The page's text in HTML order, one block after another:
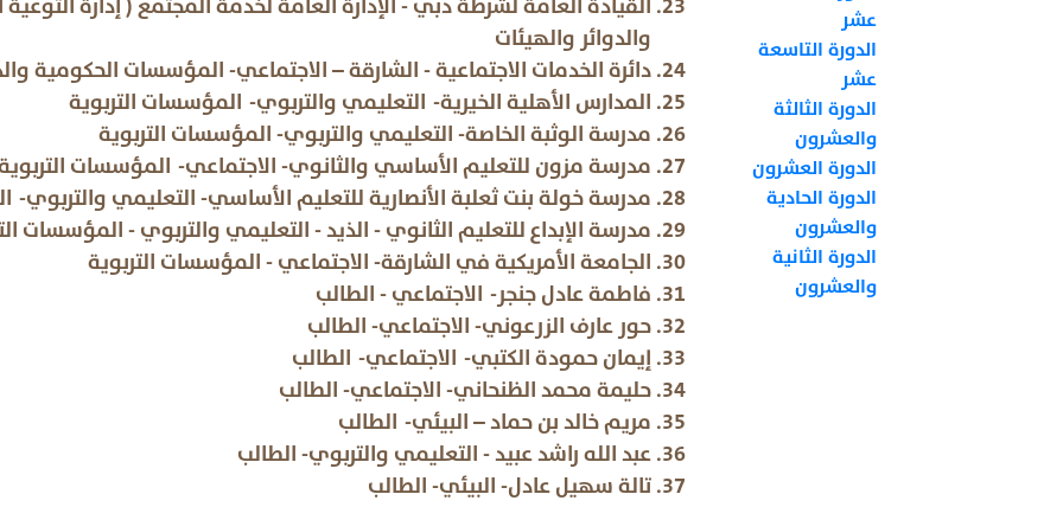
عشر
الدورة التاسعة
عشر
الدورة الثالثة
والعشرون
الدورة العشرون
الدورة الحادية
والعشرون
الدورة الثانية
والعشرون
والدوائر والهيئات
دائرة الخدمات الاجتماعية - الشارقة – الاجتماعي- المؤسسات الحكومية
المدارس الأهلية الخيرية- التعليمي والتربوي- المؤسسات
مدرسة الوثبة الخاصة- التعليمي والتربوي- المؤسسات التربوية
مدرسة مزون للتعليم الأساسي والثانوي- الاجتماعي- المؤسسات
مدرسة خولة بنت ثعلبة الأنصارية للتعليم الأساسي- التعليمي
مدرسة الإبداع للتعليم الثانوي - الذيد - التعليمي والتربوي -
الجامعة الأمريكية في الشارقة- الاجتماعي - المؤسسات التربوية
فاطمة عادل جنجر- الاجتماعي - الطالب
حور عارف الزرعوني- الاجتماعي- الطالب
إيمان حمودة الكتبي- الاجتماعي- الطالب
حليمة محمد الظنحاني- الاجتماعي- الطالب
مريم خالد بن حماد – البيئي- الطالب
عبد الله راشد عبيد - التعليمي والتربوي- الطالب
تالة سهيل عادل- البيئي- الطالب